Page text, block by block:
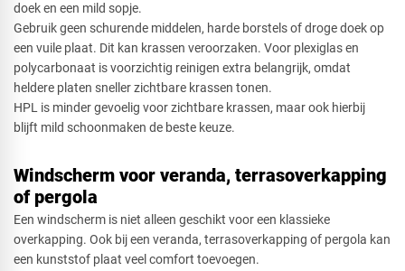
doek en een mild sopje.
Gebruik geen schurende middelen, harde borstels of droge doek op
een vuile plaat. Dit kan krassen veroorzaken. Voor plexiglas en
polycarbonaat is voorzichtig reinigen extra belangrijk, omdat
heldere platen sneller zichtbare krassen tonen.
HPL is minder gevoelig voor zichtbare krassen, maar ook hierbij
blijft mild schoonmaken de beste keuze.
Windscherm voor veranda, terrasoverkapping
of pergola
Een windscherm is niet alleen geschikt voor een klassieke
overkapping. Ook bij een veranda, terrasoverkapping of pergola kan
een kunststof plaat veel comfort toevoegen.